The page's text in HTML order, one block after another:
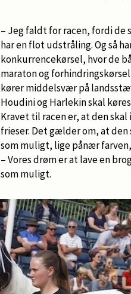
– Jeg faldt for racen, fordi de
har en flot udstråling. Og så
konkurrencekørsel, hvor de
maraton og
kører middelsvær på
Houdini og Harlekin skal
Kravet til racen er, at den
frieser. Det gælder om, at den
som muligt, lige pånær
– Vores drøm er at lave en
som muligt.